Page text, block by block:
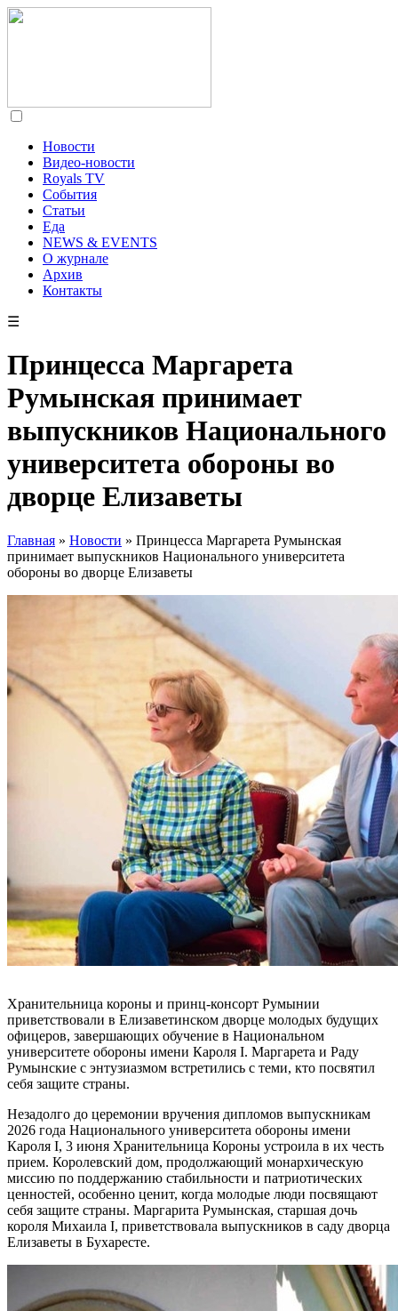
Новости
Видео-новости
Royals TV
События
Статьи
Еда
NEWS & EVENTS
О журнале
Архив
Контакты
☰
Принцесса Маргарета
Румынская принимает
выпускников Национального
университета обороны во
дворце Елизаветы
Главная » Новости » Принцесса Маргарета Румынская
принимает выпускников Национального университета
обороны во дворце Елизаветы
Хранительница короны и принц-консорт Румынии
приветствовали в Елизаветинском дворце молодых будущих
офицеров, завершающих обучение в Национальном
университете обороны имени Кароля I. Маргарета и Раду
Румынские с энтузиазмом встретились с теми, кто посвятил
себя защите страны.
Незадолго до церемонии вручения дипломов выпускникам
2026 года Национального университета обороны имени
Кароля I, 3 июня Хранительница Короны устроила в их честь
прием. Королевский дом, продолжающий монархическую
миссию по поддержанию стабильности и патриотических
ценностей, особенно ценит, когда молодые люди посвящают
себя защите страны. Маргарита Румынская, старшая дочь
короля Михаила I, приветствовала выпускников в саду дворца
Елизаветы в Бухаресте.